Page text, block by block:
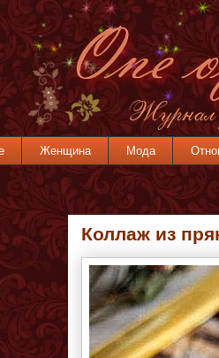
Женщина Мода
Коллаж из